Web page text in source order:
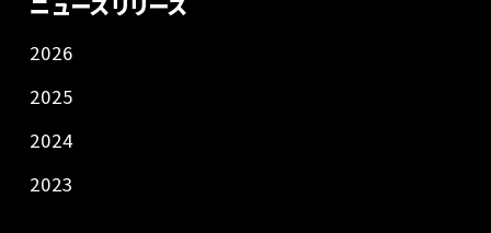
2026
2025
2024
2023